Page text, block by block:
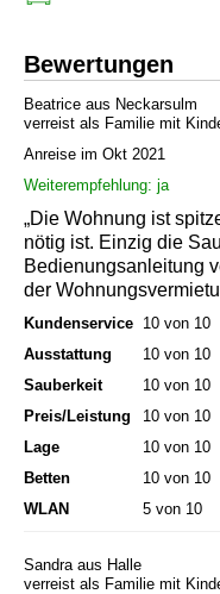
Bewertungen
Beatrice aus Neckarsulm
verreist als Familie mit
Anreise im Okt 2021
Weiterempfehlung: ja
„Die Wohnung ist
nötig ist. Einzig die
Bedienungsanleitung
der
Kundenservice 10 von 10
Ausstattung
10 von 10
Sauberkeit
10 von 10
Preis/Leistung
10 von 10
Lage
10 von 10
Betten
10 von 10
WLAN
5 von 10
Sandra aus Halle
verreist als Familie mit